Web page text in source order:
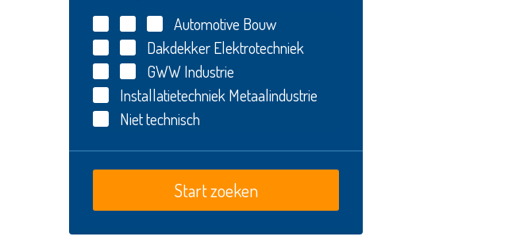
Automotive Bouw
DakdekkerElektrotechniek
GWWIndustrie
Installatietechniek Metaalindustrie
Niet technisch